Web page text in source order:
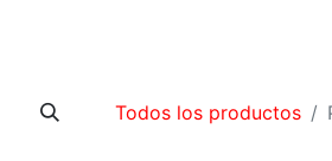
Todos los productos